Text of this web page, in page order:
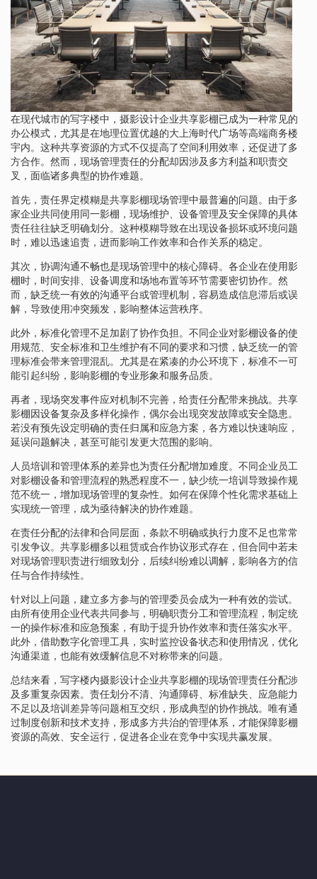
在现代城市的写字楼中，摄影设计企业共享影棚已成为一种常见的
办公模式，尤其是在地理位置优越的大上海时代广场等高端商务楼
宇内。这种共享资源的方式不仅提高了空间利用效率，还促进了多
方合作。然而，现场管理责任的分配却因涉及多方利益和职责交
叉，面临诸多典型的协作难题。
首先，责任界定模糊是共享影棚现场管理中最普遍的问题。由于多
家企业共同使用同一影棚，现场维护、设备管理及安全保障的具体
责任往往缺乏明确划分。这种模糊导致在出现设备损坏或环境问题
时，难以迅速追责，进而影响工作效率和合作关系的稳定。
其次，协调沟通不畅也是现场管理中的核心障碍。各企业在使用影
棚时，时间安排、设备调度和场地布置等环节需要密切协作。然
而，缺乏统一有效的沟通平台或管理机制，容易造成信息滞后或误
解，导致使用冲突频发，影响整体运营秩序。
此外，标准化管理不足加剧了协作负担。不同企业对影棚设备的使
用规范、安全标准和卫生维护有不同的要求和习惯，缺乏统一的管
理标准会带来管理混乱。尤其是在紧凑的办公环境下，标准不一可
能引起纠纷，影响影棚的专业形象和服务品质。
再者，现场突发事件应对机制不完善，给责任分配带来挑战。共享
影棚因设备复杂及多样化操作，偶尔会出现突发故障或安全隐患。
若没有预先设定明确的责任归属和应急方案，各方难以快速响应，
延误问题解决，甚至可能引发更大范围的影响。
人员培训和管理体系的差异也为责任分配增加难度。不同企业员工
对影棚设备和管理流程的熟悉程度不一，缺少统一培训导致操作规
范不统一，增加现场管理的复杂性。如何在保障个性化需求基础上
实现统一管理，成为亟待解决的协作难题。
在责任分配的法律和合同层面，条款不明确或执行力度不足也常常
引发争议。共享影棚多以租赁或合作协议形式存在，但合同中若未
对现场管理职责进行细致划分，后续纠纷难以调解，影响各方的信
任与合作持续性。
针对以上问题，建立多方参与的管理委员会成为一种有效的尝试。
由所有使用企业代表共同参与，明确职责分工和管理流程，制定统
一的操作标准和应急预案，有助于提升协作效率和责任落实水平。
此外，借助数字化管理工具，实时监控设备状态和使用情况，优化
沟通渠道，也能有效缓解信息不对称带来的问题。
总结来看，写字楼内摄影设计企业共享影棚的现场管理责任分配涉
及多重复杂因素。责任划分不清、沟通障碍、标准缺失、应急能力
不足以及培训差异等问题相互交织，形成典型的协作挑战。唯有通
过制度创新和技术支持，形成多方共治的管理体系，才能保障影棚
资源的高效、安全运行，促进各企业在竞争中实现共赢发展。